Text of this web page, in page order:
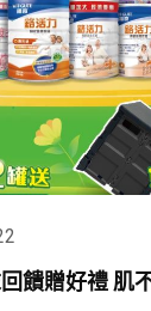
饋贈好禮 肌